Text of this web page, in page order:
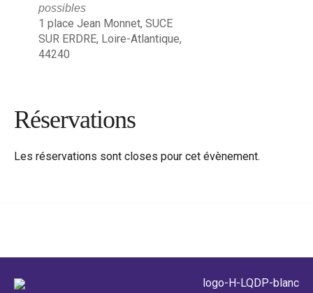
possibles
1 place Jean Monnet, SUCE
SUR ERDRE, Loire-Atlantique,
44240
Réservations
Les réservations sont closes pour cet évènement.